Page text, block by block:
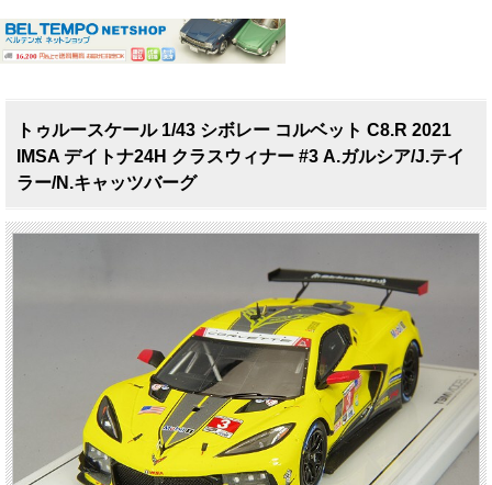
トゥルースケール 1/43 シボレー コルベット C8.R 2021
IMSA デイトナ24H クラスウィナー #3 A.ガルシア/J.テイ
ラー/N.キャッツバーグ